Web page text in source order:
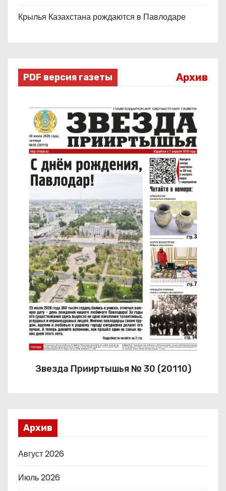
Крылья Казахстана рождаются в Павлодаре
PDF версия газеты Архив
Звезда Прииртышья № 30 (20110)
Архив
Август 2026
Июль 2026